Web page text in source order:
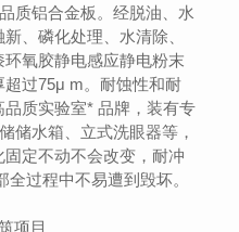
质铝合金板。经脱油、水
、磷化处理、水清除、
氧胶静电感应静电粉末
过75μ m。耐蚀性和耐
质实验室* 品牌，装有专
储水箱、立式洗眼器等，
定不动不会改变，耐冲
过程中不易遭到毁坏。
项目